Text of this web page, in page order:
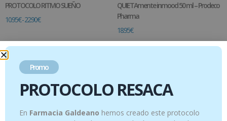
PROTOCOLO RITMO SUEÑO
10.95€-22.90€
Ver productos
QUIETAmente inmood 50 ml – Prodeco
Pharma
18.95€
Promo
PROTOCOLO RESACA
En Farmacia Galdeano hemos creado este protocolo